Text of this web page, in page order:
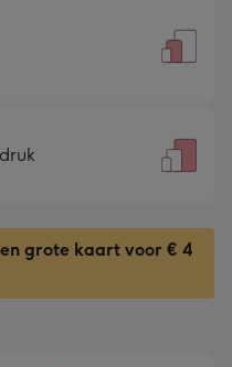
grote kaart voor € 4